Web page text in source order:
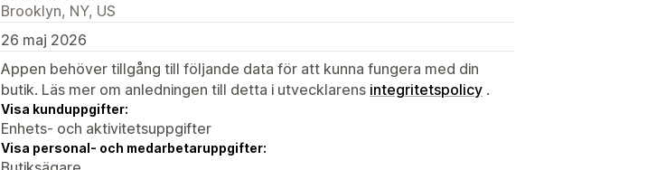
Brooklyn, NY, US
26 maj 2026
Appen behöver tillgång till följande data för att kunna fungera med din
butik. Läs mer om anledningen till detta i utvecklarens integritetspolicy .
Visa kunduppgifter:
Enhets- och aktivitetsuppgifter
Visa personal- och medarbetaruppgifter: